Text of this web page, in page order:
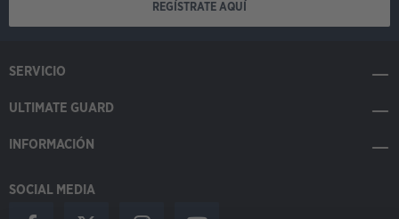
REGÍSTRATE AQUÍ
SERVICIO
ULTIMATE GUARD
INFORMACIÓN
SOCIAL MEDIA